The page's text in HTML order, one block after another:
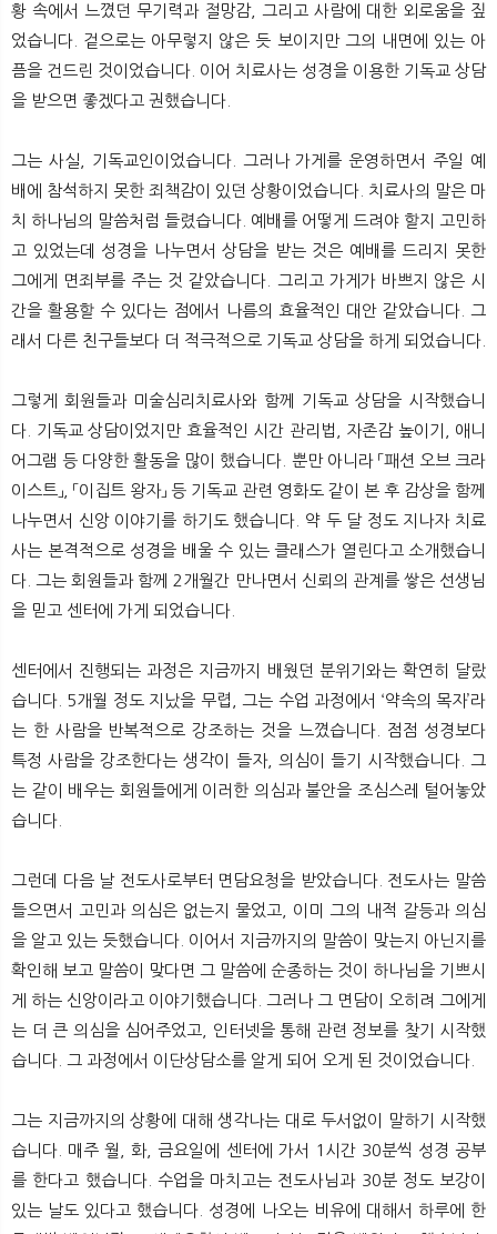
황 속에서 느꼈던 무기력과 절망감, 그리고 사람에 대한 외로움을 짚
었습니다. 겉으로는 아무렇지 않은 듯 보이지만 그의 내면에 있는 아
픔을 건드린 것이었습니다. 이어 치료사는 성경을 이용한 기독교 상담
을 받으면 좋겠다고 권했습니다.
그는 사실, 기독교인이었습니다. 그러나 가게를 운영하면서 주일 예
배에 참석하지 못한 죄책감이 있던 상황이었습니다. 치료사의 말은 마
치 하나님의 말씀처럼 들렸습니다. 예배를 어떻게 드려야 할지 고민하
고 있었는데 성경을 나누면서 상담을 받는 것은 예배를 드리지 못한
그에게 면죄부를 주는 것 같았습니다. 그리고 가게가 바쁘지 않은 시
간을 활용할 수 있다는 점에서 나름의 효율적인 대안 같았습니다. 그
래서 다른 친구들보다 더 적극적으로 기독교 상담을 하게 되었습니다.
그렇게 회원들과 미술심리치료사와 함께 기독교 상담을 시작했습니
다. 기독교 상담이었지만 효율적인 시간 관리법, 자존감 높이기, 애니
어그램 등 다양한 활동을 많이 했습니다. 뿐만 아니라 「패션 오브 크라
이스트」, 「이집트 왕자」 등 기독교 관련 영화도 같이 본 후 감상을 함께
나누면서 신앙 이야기를 하기도 했습니다. 약 두 달 정도 지나자 치료
사는 본격적으로 성경을 배울 수 있는 클래스가 열린다고 소개했습니
다. 그는 회원들과 함께 2개월간 만나면서 신뢰의 관계를 쌓은 선생님
을 믿고 센터에 가게 되었습니다.
센터에서 진행되는 과정은 지금까지 배웠던 분위기와는 확연히 달랐
습니다. 5개월 정도 지났을 무렵, 그는 수업 과정에서 ‘약속의 목자’라
는 한 사람을 반복적으로 강조하는 것을 느꼈습니다. 점점 성경보다
특정 사람을 강조한다는 생각이 들자, 의심이 들기 시작했습니다. 그
는 같이 배우는 회원들에게 이러한 의심과 불안을 조심스레 털어놓았
습니다.
그런데 다음 날 전도사로부터 면담요청을 받았습니다. 전도사는 말씀
들으면서 고민과 의심은 없는지 물었고, 이미 그의 내적 갈등과 의심
을 알고 있는 듯했습니다. 이어서 지금까지의 말씀이 맞는지 아닌지를
확인해 보고 말씀이 맞다면 그 말씀에 순종하는 것이 하나님을 기쁘시
게 하는 신앙이라고 이야기했습니다. 그러나 그 면담이 오히려 그에게
는 더 큰 의심을 심어주었고, 인터넷을 통해 관련 정보를 찾기 시작했
습니다. 그 과정에서 이단상담소를 알게 되어 오게 된 것이었습니다.
그는 지금까지의 상황에 대해 생각나는 대로 두서없이 말하기 시작했
습니다. 매주 월, 화, 금요일에 센터에 가서 1시간 30분씩 성경 공부
를 한다고 했습니다. 수업을 마치고는 전도사님과 30분 정도 보강이
있는 날도 있다고 했습니다. 성경에 나오는 비유에 대해서 하루에 한